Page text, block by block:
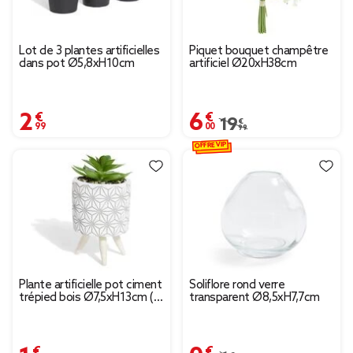
Lot de 3 plantes artificielles
dans pot Ø5,8xH10cm
2,99 €
Piquet bouquet champêtre
artificiel Ø20xH38cm
6,00 €
Prix remisé de 19,99 €
19,99 €
Plante artificielle pot ciment
trépied bois Ø7,5xH13cm (2
1,99 €
Soliflore rond verre
transparent Ø8,5xH7,7cm
0,90 €
OFFRE VIP